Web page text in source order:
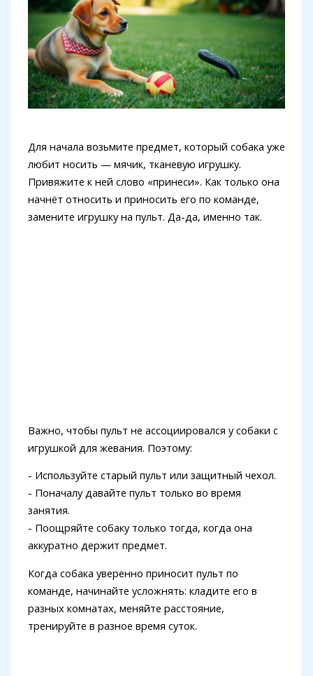
Для начала возьмите предмет, который собака уже
любит носить — мячик, тканевую игрушку.
Привяжите к ней слово «принеси». Как только она
начнёт относить и приносить его по команде,
замените игрушку на пульт. Да-да, именно так.
Важно, чтобы пульт не ассоциировался у собаки с
игрушкой для жевания. Поэтому:
- Используйте старый пульт или защитный чехол.
- Поначалу давайте пульт только во время
занятия.
- Поощряйте собаку только тогда, когда она
аккуратно держит предмет.
Когда собака уверенно приносит пульт по
команде, начинайте усложнять: кладите его в
разных комнатах, меняйте расстояние,
тренируйте в разное время суток.